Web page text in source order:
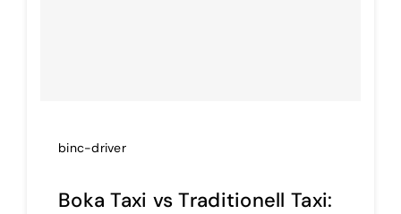
binc-driver
Boka Taxi vs Traditionell Taxi: